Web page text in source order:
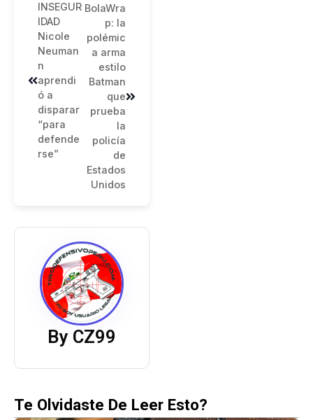
INSEGUR
IDAD
Nicole
Neuman
n
aprendi
ó a
disparar
“para
defende
rse”
BolaWra
p: la
polémic
a arma
estilo
Batman
que
prueba
la
policía
de
Estados
Unidos
By CZ99
Te Olvidaste De Leer Esto?